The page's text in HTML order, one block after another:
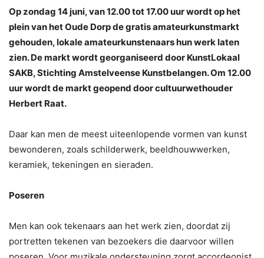
Op zondag 14 juni, van 12.00 tot 17.00 uur wordt op het
plein van het Oude Dorp de gratis amateurkunstmarkt
gehouden, lokale amateurkunstenaars hun werk laten
zien. De markt wordt georganiseerd door KunstLokaal
SAKB, Stichting Amstelveense Kunstbelangen. Om 12.00
uur wordt de markt geopend door cultuurwethouder
Herbert Raat.
Daar kan men de meest uiteenlopende vormen van kunst
bewonderen, zoals schilderwerk, beeldhouwwerken,
keramiek, tekeningen en sieraden.
Poseren
Men kan ook tekenaars aan het werk zien, doordat zij
portretten tekenen van bezoekers die daarvoor willen